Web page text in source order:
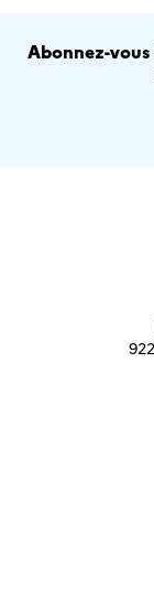
Abonnez-